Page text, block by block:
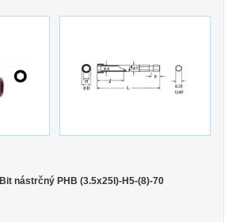
Bit nástrčný PHB (3.5x25l)-H5-(8)-70